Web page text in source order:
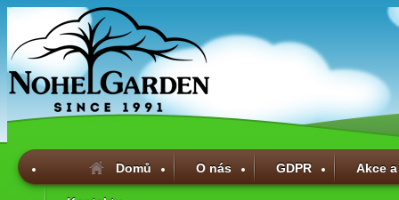
Domů O nás GDPR Akce